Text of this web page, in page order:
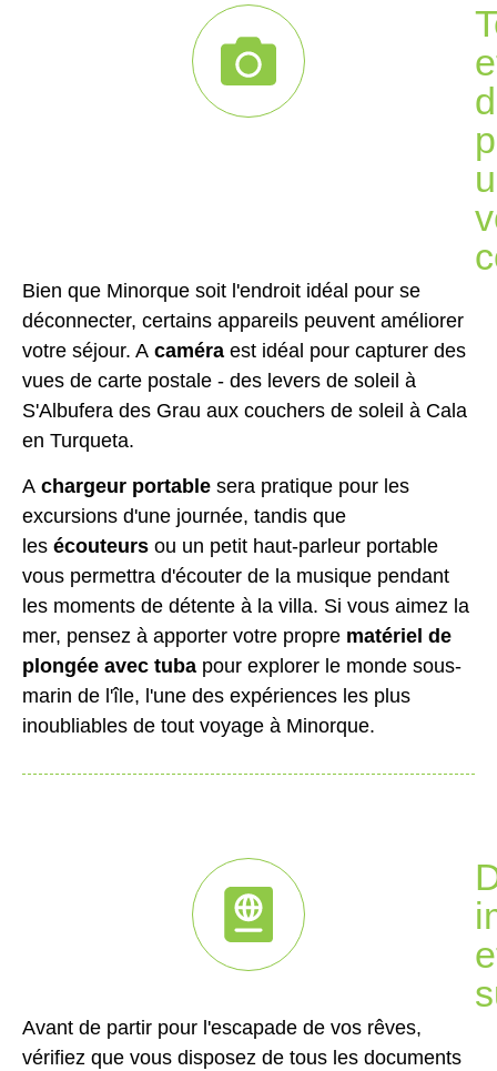
Bien que Minorque soit l'endroit idéal pour se
déconnecter, certains appareils peuvent améliorer
votre séjour. A caméra est idéal pour capturer des
vues de carte postale - des levers de soleil à
S'Albufera des Grau aux couchers de soleil à Cala
en Turqueta.
A chargeur portable sera pratique pour les
excursions d'une journée, tandis que
les écouteurs ou un petit haut-parleur portable
vous permettra d'écouter de la musique pendant
les moments de détente à la villa. Si vous aimez la
mer, pensez à apporter votre propre matériel de
plongée avec tuba pour explorer le monde sous-
marin de l'île, l'une des expériences les plus
inoubliables de tout voyage à Minorque.
Avant de partir pour l'escapade de vos rêves,
vérifiez que vous disposez de tous les documents